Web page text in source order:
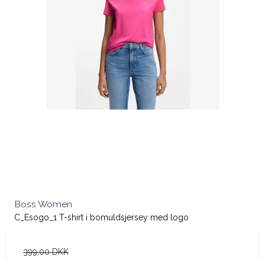
Boss Women
C_Esogo_1 T-shirt i bomuldsjersey med logo
399,00 DKK